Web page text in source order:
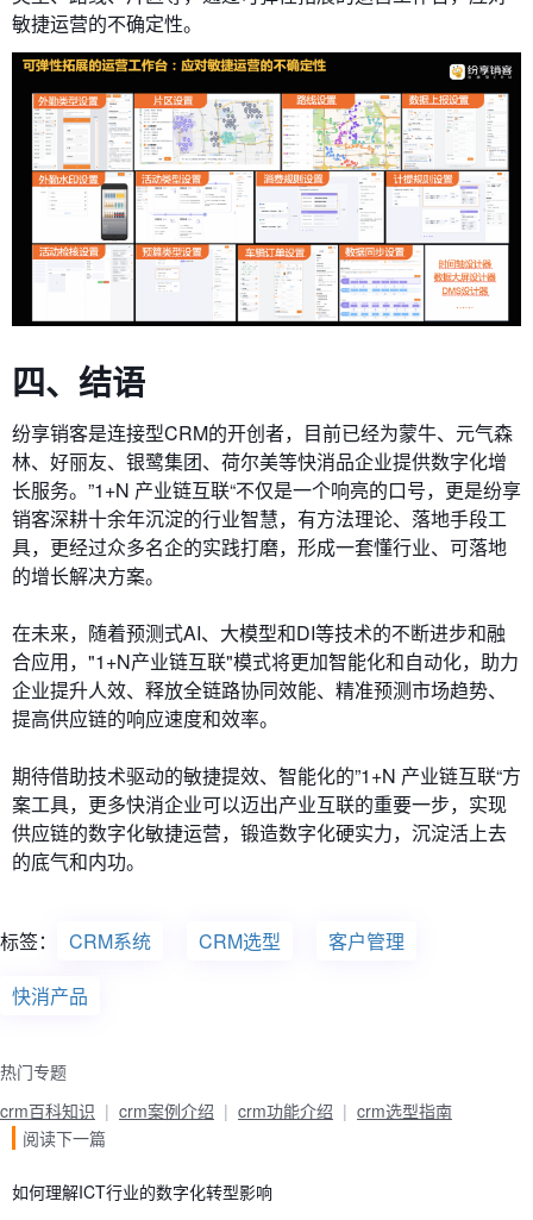
敏捷运营的不确定性。
四、结语
纷享销客是连接型CRM的开创者，目前已经为蒙牛、元气森
林、好丽友、银鹭集团、荷尔美等快消品企业提供数字化增
长服务。”1+N 产业链互联“不仅是一个响亮的口号，更是纷享
销客深耕十余年沉淀的行业智慧，有方法理论、落地手段工
具，更经过众多名企的实践打磨，形成一套懂行业、可落地
的增长解决方案。
在未来，随着预测式AI、大模型和DI等技术的不断进步和融
合应用，"1+N产业链互联"模式将更加智能化和自动化，助力
企业提升人效、释放全链路协同效能、精准预测市场趋势、
提高供应链的响应速度和效率。
期待借助技术驱动的敏捷提效、智能化的”1+N 产业链互联“方
案工具，更多快消企业可以迈出产业互联的重要一步，实现
供应链的数字化敏捷运营，锻造数字化硬实力，沉淀活上去
的底气和内功。
标签： CRM系统 CRM选型
客户管理
快消产品
热门专题
crm百科知识
crm案例介绍 crm功能介绍
crm选型指南
阅读下一篇
如何理解ICT行业的数字化转型影响